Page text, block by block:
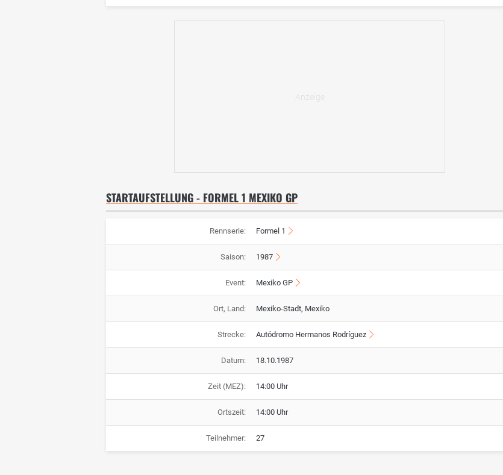
STARTAUFSTELLUNG - FORMEL 1 MEXIKO GP
Rennserie: Formel 1
Saison: 1987
Event: Mexiko GP
Ort, Land: Mexiko-Stadt, Mexiko
Strecke: Autódromo Hermanos Rodríguez
Datum: 18.10.1987
Zeit (MEZ): 14:00 Uhr
Ortszeit: 14:00 Uhr
Teilnehmer: 27